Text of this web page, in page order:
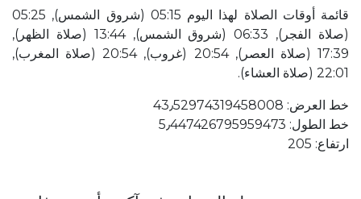
قائمة أوقات الصلاة لهذا اليوم 05:15 (شروق الشمس), 05:25
(صلاة الفجر), 06:33 (شروق الشمس), 13:44 (صلاة الظهر),
17:39 (صلاة العصر), 20:54 (غروب), 20:54 (صلاة المغرب),
22:01 (صلاة العشاء).
خط العرض: 43٫52974319458008
خط الطول: 5٫447426795959473
ارتفاع: 205